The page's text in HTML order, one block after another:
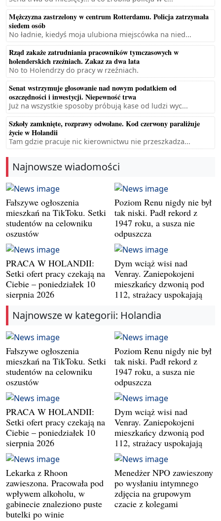
Mężczyzna zastrzelony w centrum Rotterdamu. Policja zatrzymała
siedem osób
No ładnie, kiedyś moja ulubiona miejscówka na nied...
Rząd zakaże zatrudniania pracowników tymczasowych w
holenderskich rzeźniach. Zakaz za dwa lata
No to Holendrzy do pracy w rzeźniach.
Senat wstrzymuje głosowanie nad nowym podatkiem od
oszczędności i inwestycji. Niepewność trwa
Już na wszystkie sposoby próbują kase od ludzi wyc...
Szkoły zamknięte, rozprawy odwołane. Kod czerwony paraliżuje
życie w Holandii
Tam gdzie pracuje nic kierownictwu nie przeszkadza...
Najnowsze wiadomości
Fałszywe ogłoszenia
mieszkań na TikToku. Setki
studentów na celowniku
oszustów
Poziom Renu nigdy nie był
tak niski. Padł rekord z
1947 roku, a susza nie
odpuszcza
PRACA W HOLANDII:
Setki ofert pracy czekają na
Ciebie – poniedziałek 10
sierpnia 2026
Dym wciąż wisi nad
Venray. Zaniepokojeni
mieszkańcy dzwonią pod
112, strażacy uspokajają
Najnowsze w kategorii: Holandia
Fałszywe ogłoszenia
mieszkań na TikToku. Setki
studentów na celowniku
oszustów
Poziom Renu nigdy nie był
tak niski. Padł rekord z
1947 roku, a susza nie
odpuszcza
PRACA W HOLANDII:
Setki ofert pracy czekają na
Ciebie – poniedziałek 10
sierpnia 2026
Dym wciąż wisi nad
Venray. Zaniepokojeni
mieszkańcy dzwonią pod
112, strażacy uspokajają
Lekarka z Rhoon
zawieszona. Pracowała pod
wpływem alkoholu, w
gabinecie znaleziono puste
butelki po winie
Menedżer NPO zawieszony
po wysłaniu intymnego
zdjęcia na grupowym
czacie z kolegami